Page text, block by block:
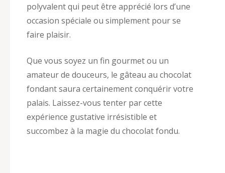
polyvalent qui peut être apprécié lors d’une
occasion spéciale ou simplement pour se
faire plaisir.
Que vous soyez un fin gourmet ou un
amateur de douceurs, le gâteau au chocolat
fondant saura certainement conquérir votre
palais. Laissez-vous tenter par cette
expérience gustative irrésistible et
succombez à la magie du chocolat fondu.